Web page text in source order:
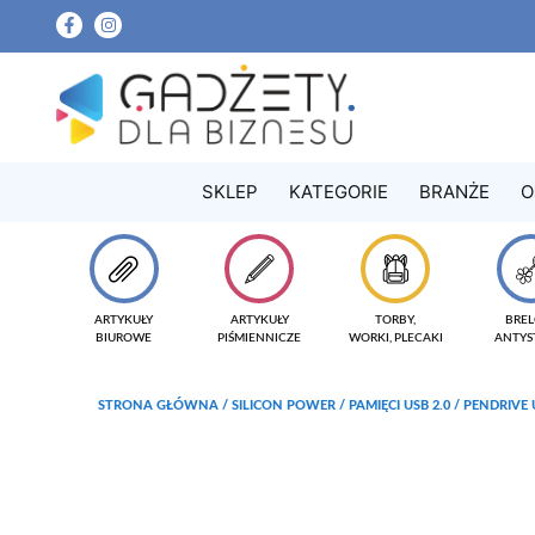
SKLEP KATEGORIE BRANŻE
ARTYKUŁY
BIUROWE
ARTYKUŁY
PIŚMIENNICZE
TORBY,
WORKI, PLECAKI
STRONA GŁÓWNA / SILICON POWER / PAMIĘCI USB 2.0 / PENDRIVE